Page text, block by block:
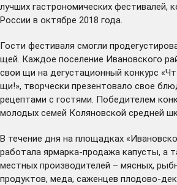
лучших гастрономических фестивалей,
России в октябре 2018 года.
Гости фестиваля смогли
щей. Каждое поселение Ивановского
свои щи на дегустационный конкурс
щи!», творчески презентовало свое
рецептами с гостями. Победителем
молодых семей Коляновской средней
В течение дня на площадках
работала ярмарка-продажа капусты, а
местных производителей – мясных,
продуктов, меда, саженцев плодово-